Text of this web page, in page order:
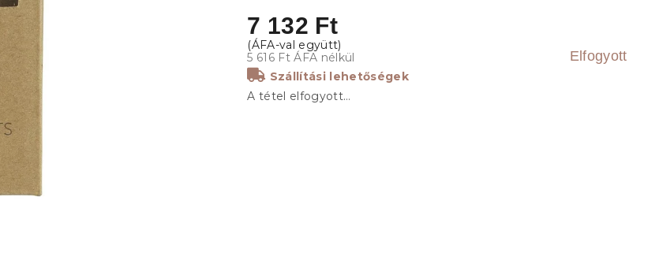
7 132 Ft
5 616 Ft ÁFA nélkül Elfogyott
Szállítási lehetőségek
A tétel elfogyott…